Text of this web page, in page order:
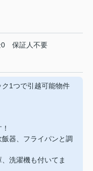
保証人不要
1つで引越可能物件
器、フライパンと調
洗濯機も付いてま